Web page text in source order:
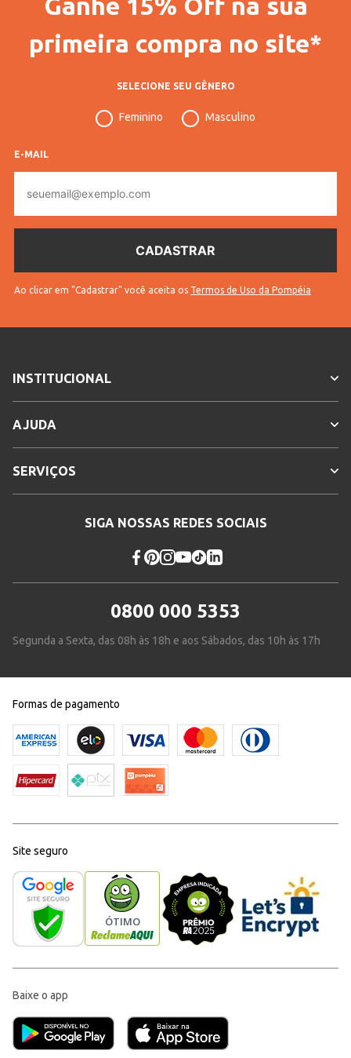
Código Completo 10101106967001
Gênero Feminino
Convencional
Adulto
Cores
primeira compra no site*
SELECIONE SEU GÊNERO
Feminino Masculino
E-MAIL
mail
Ao clicar em "Cadastrar" você aceita os Termos de Uso da Pompéia
INSTITUCIONAL
AJUDA
SERVIÇOS
SIGA NOSSAS REDES SOCIAIS
0800 000 5353
Segunda a Sexta, das 08h às 18h e aos Sábados, das 10h às 17h
Formas de pagamento
Site seguro
Baixe o app